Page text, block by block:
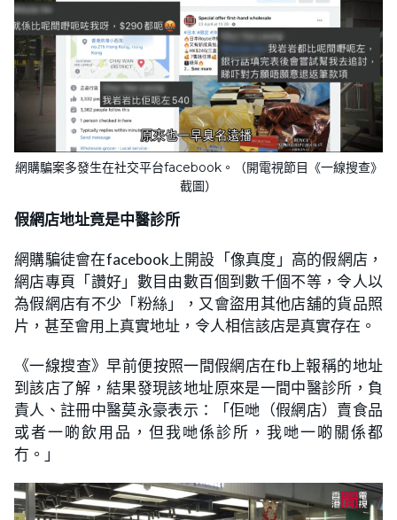
網購騙案多發生在社交平台facebook。（開電視節目《一線搜查》
截圖）
假網店地址竟是中醫診所
網購騙徒會在facebook上開設「像真度」高的假網店，
網店專頁「讚好」數目由數百個到數千個不等，令人以
為假網店有不少「粉絲」，又會盜用其他店舖的貨品照
片，甚至會用上真實地址，令人相信該店是真實存在。
《一線搜查》早前便按照一間假網店在fb上報稱的地址
到該店了解，結果發現該地址原來是一間中醫診所，負
責人、註冊中醫莫永豪表示：「佢哋（假網店）賣食品
或者一啲飲用品，但我哋係診所，我哋一啲關係都
冇。」